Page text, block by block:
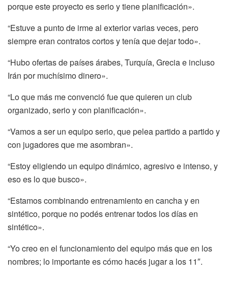
porque este proyecto es serio y tiene planificación».
“Estuve a punto de irme al exterior varias veces, pero
siempre eran contratos cortos y tenía que dejar todo».
“Hubo ofertas de países árabes, Turquía, Grecia e incluso
Irán por muchísimo dinero».
“Lo que más me convenció fue que quieren un club
organizado, serio y con planificación».
“Vamos a ser un equipo serio, que pelea partido a partido y
con jugadores que me asombran».
“Estoy eligiendo un equipo dinámico, agresivo e intenso, y
eso es lo que busco».
“Estamos combinando entrenamiento en cancha y en
sintético, porque no podés entrenar todos los días en
sintético».
“Yo creo en el funcionamiento del equipo más que en los
nombres; lo importante es cómo hacés jugar a los 11″.